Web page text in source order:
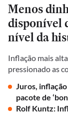
Menos
disponível
nível da
Inflação mais
pressionado as
Juros,
pacote de
Rolf Kuntz: